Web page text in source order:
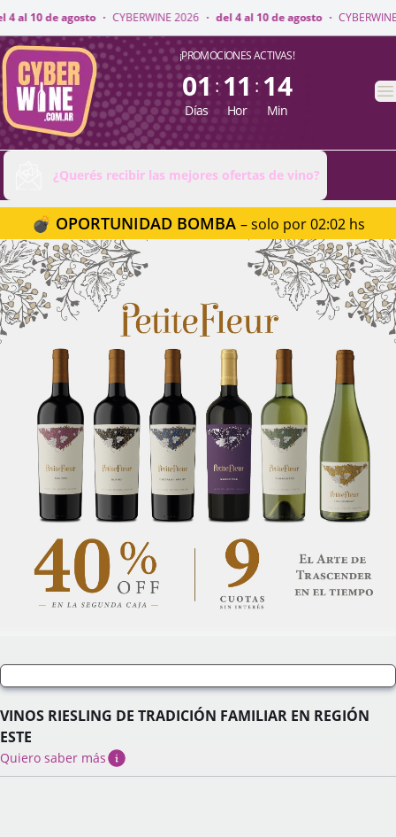
2026 · del 4 al 10 de agosto · CYBERWINE 2026 · del 4 al 10 de agosto
CyberWine ¡PROMOCIONES ACTIVAS!
01
Días
: 11
Hor
: 14
Min
¿Querés recibir las mejores ofertas de vino?
💣 OPORTUNIDAD BOMBA – solo por 02:02 hs
VINOS RIESLING DE TRADICIÓN FAMILIAR EN REGIÓN
ESTE
Quiero saber más